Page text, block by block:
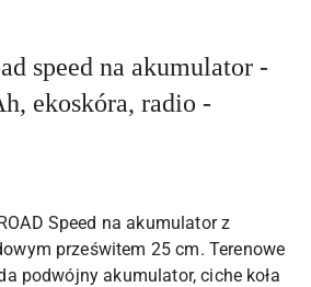
speed na akumulator -
ekoskóra, radio -
Speed na akumulator z
prześwitem 25 cm. Terenowe
podwójny akumulator, ciche koła